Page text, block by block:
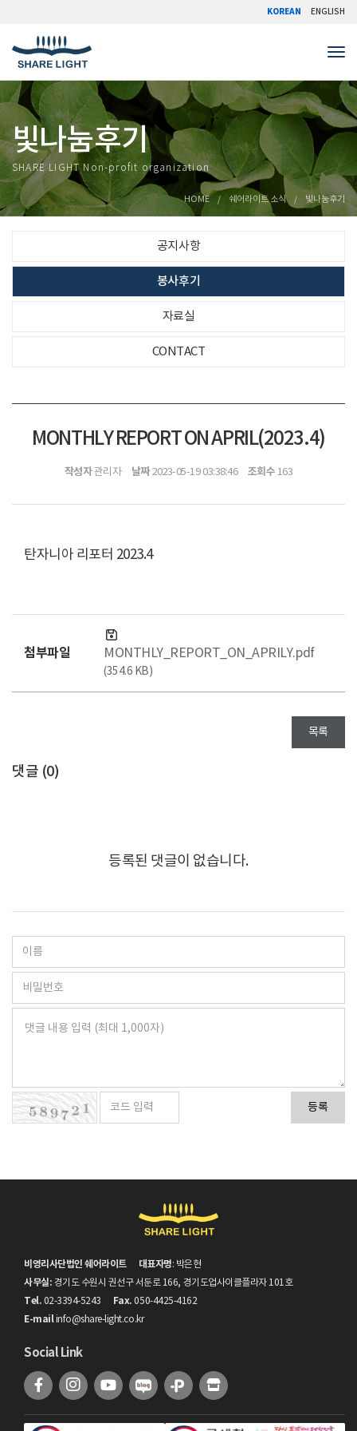
KOREAN ENGLISH
빛나눔후기
SHARE LIGHT Non-profit organization
HOME 쉐어라이트 소식 빛나눔후기
공지사항
봉사후기
자료실
CONTACT
MONTHLY REPORT ON APRIL(2023.4)
작성자관리자 날짜2023-05-19 03:38:46 조회수 163
탄자니아 리포터 2023.4
첨부파일 MONTHLY_REPORT_ON_APRILY.pdf
(354.6 KB)
목록
댓글 (0)
등록된 댓글이 없습니다.
등록
비영리사단법인 쉐어라이트 대표자명: 박은현
사무실: 경기도 수원시 권선구 서둔로 166, 경기도업사이클플라자 101호
Tel. 02-3394-5243 Fax. 050-4425-4162
E-mail info@share-light.co.kr
Social Link